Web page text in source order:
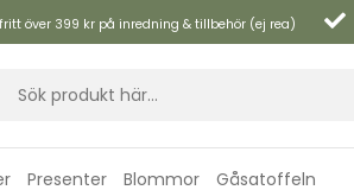
över 399 kr på inredning & tillbehör (ej rea)
Presenter Blommor Gåsatoffeln